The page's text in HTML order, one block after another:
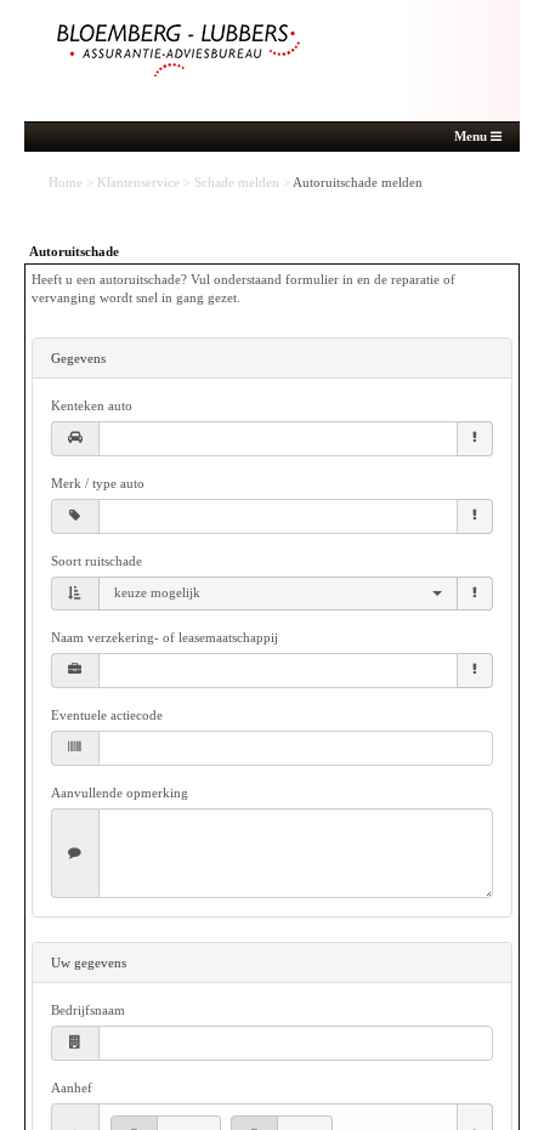
Menu
Home > Klantenservice > Schade melden > Autoruitschade melden
Autoruitschade